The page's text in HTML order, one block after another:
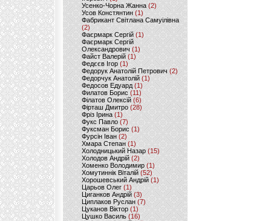
Усенко-Чорна Жанна (2)
Усов Констянтин(1)
Фабрикант Світлана Самуілівна
(2)
Фаєрмарк Сергій(1)
Фаєрмарк Сергій
Олександрович (1)
Файст Валерій(1)
Федєєв Ігор (1)
Федорук Анатолій Петрович (2)
Федорчук Анатолій (1)
Федосов Едуард (1)
Филатов Борис (11)
Філатов Олексій (6)
Фірташ Дмитро (28)
Фріз Ірина (1)
Фукс Павло (7)
Фуксман Борис (1)
Фурсін Іван (2)
Хмара Степан(1)
Холодницький Назар(15)
Холодов Андрій (2)
Хоменко Володимир (1)
Хомутиннік Віталій (52)
Хорошевський Андрій (1)
Царьов Олег (1)
Циганков Андрій (3)
Циплаков Руслан(7)
Цуканов Віктор (1)
Цушко Василь (16)